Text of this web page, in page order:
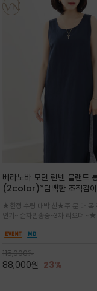
베라노바 모던 린넨 블랜드
(2color)*담백한 조직감이
롱 원피스
★한정 수량 대박 찬★주.문.대.폭
인기~ 순차발송중~3차 리오더 ~★
도 손색이 없고,리조트룩까지 만능/
버하면서도 여리여리한 무
115,000원
88,000원 23%